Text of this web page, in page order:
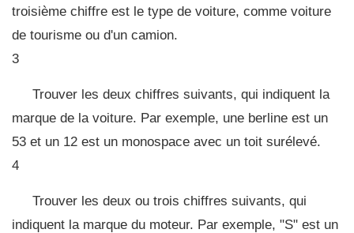
troisième chiffre est le type de voiture, comme voiture
de tourisme ou d'un camion.
3
Trouver les deux chiffres suivants, qui indiquent la
marque de la voiture. Par exemple, une berline est un
53 et un 12 est un monospace avec un toit surélevé.
4
Trouver les deux ou trois chiffres suivants, qui
indiquent la marque du moteur. Par exemple, "S" est un